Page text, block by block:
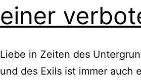
einer
Liebe in Zeiten des
und des Exils ist immer auch